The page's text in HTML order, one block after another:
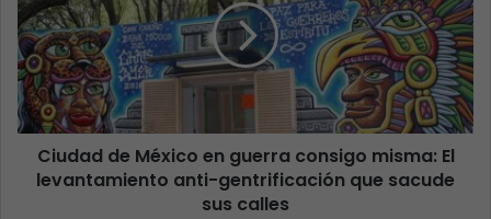
Ciudad de México en guerra consigo misma: El
levantamiento anti-gentrificación que sacude
sus calles